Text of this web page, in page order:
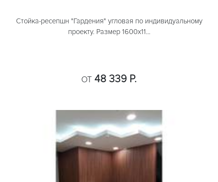
Стойка-ресепшн "Гардения" угловая по индивидуальному
проекту. Размер 1600х11...
ОТ 48 339 Р.